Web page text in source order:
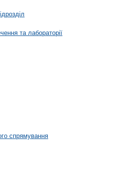
та лабораторії
спрямування